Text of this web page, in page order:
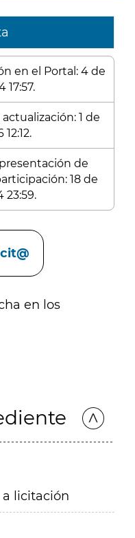
en el Portal: 4 de
17:57.
1 de
de
18 de
23:59.
en los
licitación